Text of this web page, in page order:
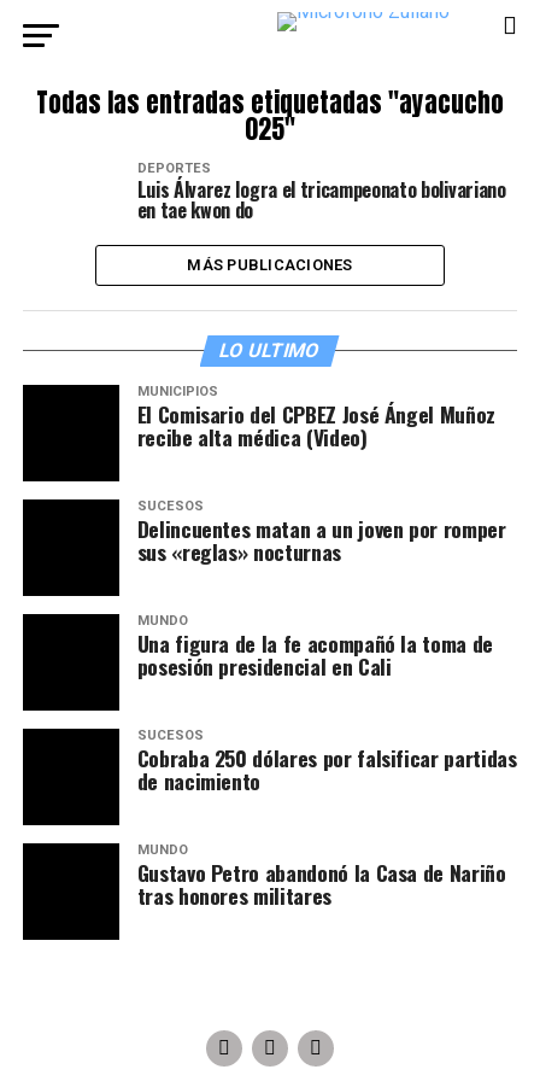
Todas las entradas etiquetadas "ayacucho
025"
DEPORTES
Luis Álvarez logra el tricampeonato bolivariano
en tae kwon do
MÁS PUBLICACIONES
LO ULTIMO
MUNICIPIOS
El Comisario del CPBEZ José Ángel Muñoz
recibe alta médica (Video)
SUCESOS
Delincuentes matan a un joven por romper
sus «reglas» nocturnas
MUNDO
Una figura de la fe acompañó la toma de
posesión presidencial en Cali
SUCESOS
Cobraba 250 dólares por falsificar partidas
de nacimiento
MUNDO
Gustavo Petro abandonó la Casa de Nariño
tras honores militares